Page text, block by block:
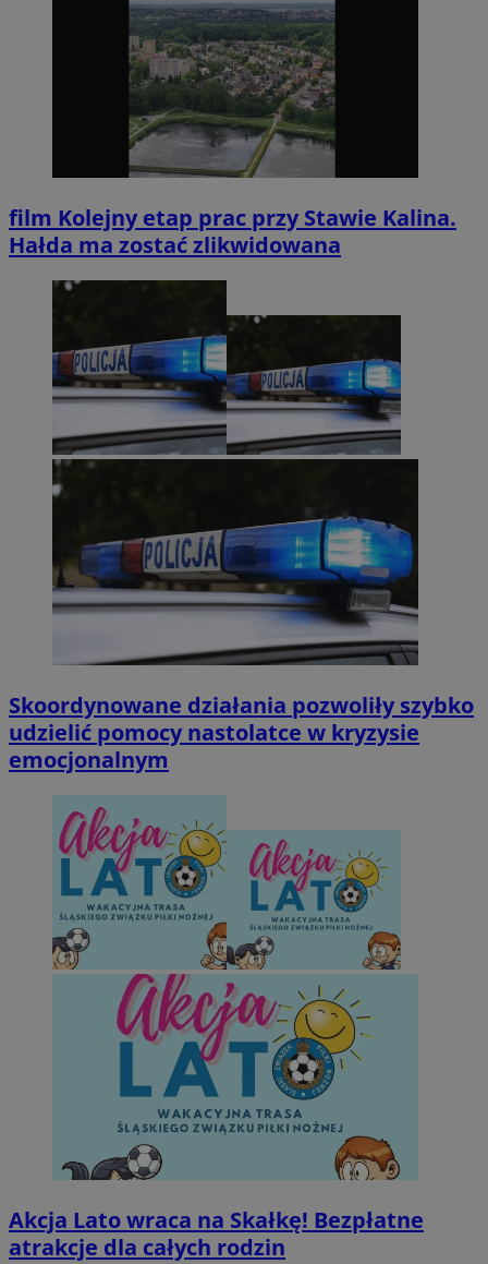
film Kolejny etap prac przy Stawie Kalina.
Hałda ma zostać zlikwidowana
Skoordynowane działania pozwoliły szybko
udzielić pomocy nastolatce w kryzysie
emocjonalnym
Akcja Lato wraca na Skałkę! Bezpłatne
atrakcje dla całych rodzin